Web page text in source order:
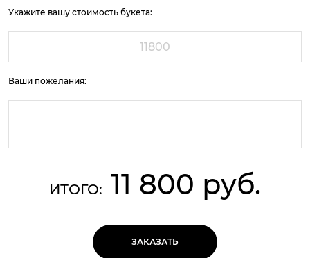
Укажите вашу стоимость букета:
Ваши пожелания:
ИТОГО: 11 800 руб.
ЗАКАЗАТЬ